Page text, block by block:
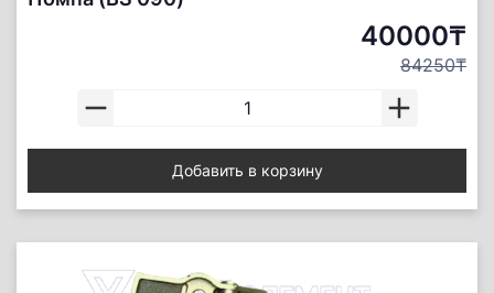
40000₸
84250₸
Добавить в корзину